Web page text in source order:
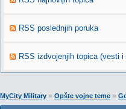
RSS poslednjih poruka
RSS izdvojenjih topica (vesti i
MyCity Military » Opšte vojne teme »